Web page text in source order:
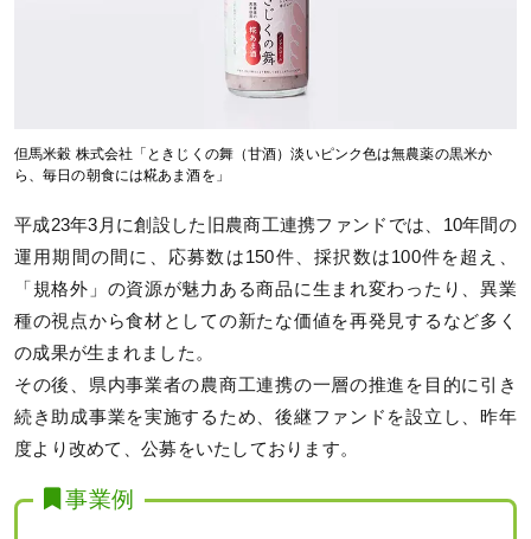
但馬米穀 株式会社「ときじくの舞（甘酒）淡いピンク色は無農薬の黒米か
ら、毎日の朝食には糀あま酒を」
平成23年3月に創設した旧農商工連携ファンドでは、10年間の
運用期間の間に、応募数は150件、採択数は100件を超え、
「規格外」の資源が魅力ある商品に生まれ変わったり、異業
種の視点から食材としての新たな価値を再発見するなど多く
の成果が生まれました。
その後、県内事業者の農商工連携の一層の推進を目的に引き
続き助成事業を実施するため、後継ファンドを設立し、昨年
度より改めて、公募をいたしております。
事業例